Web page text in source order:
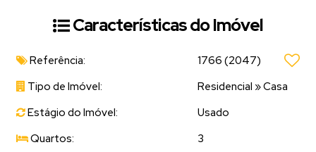
Características do Imóvel
Referência: 1766 (2047)
Tipo de Imóvel:
Residencial »Casa
Estágio do Imóvel:
Usado
Quartos:
3